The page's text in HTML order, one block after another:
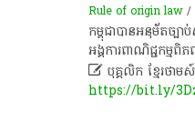
Rule of origin law/
កម្ពុជា​បាន​អនុម័ត​ច្
អង្គការ​ពាណិជ្ជកម្ម​
បុគ្គលិក​ ខ្មែរ​ថា​ម​ស៍​
https://bit.ly/